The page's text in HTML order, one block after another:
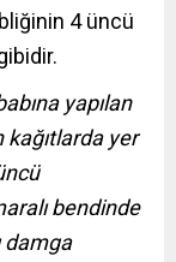
4 üncü
yapılan
yer
bendinde
damga